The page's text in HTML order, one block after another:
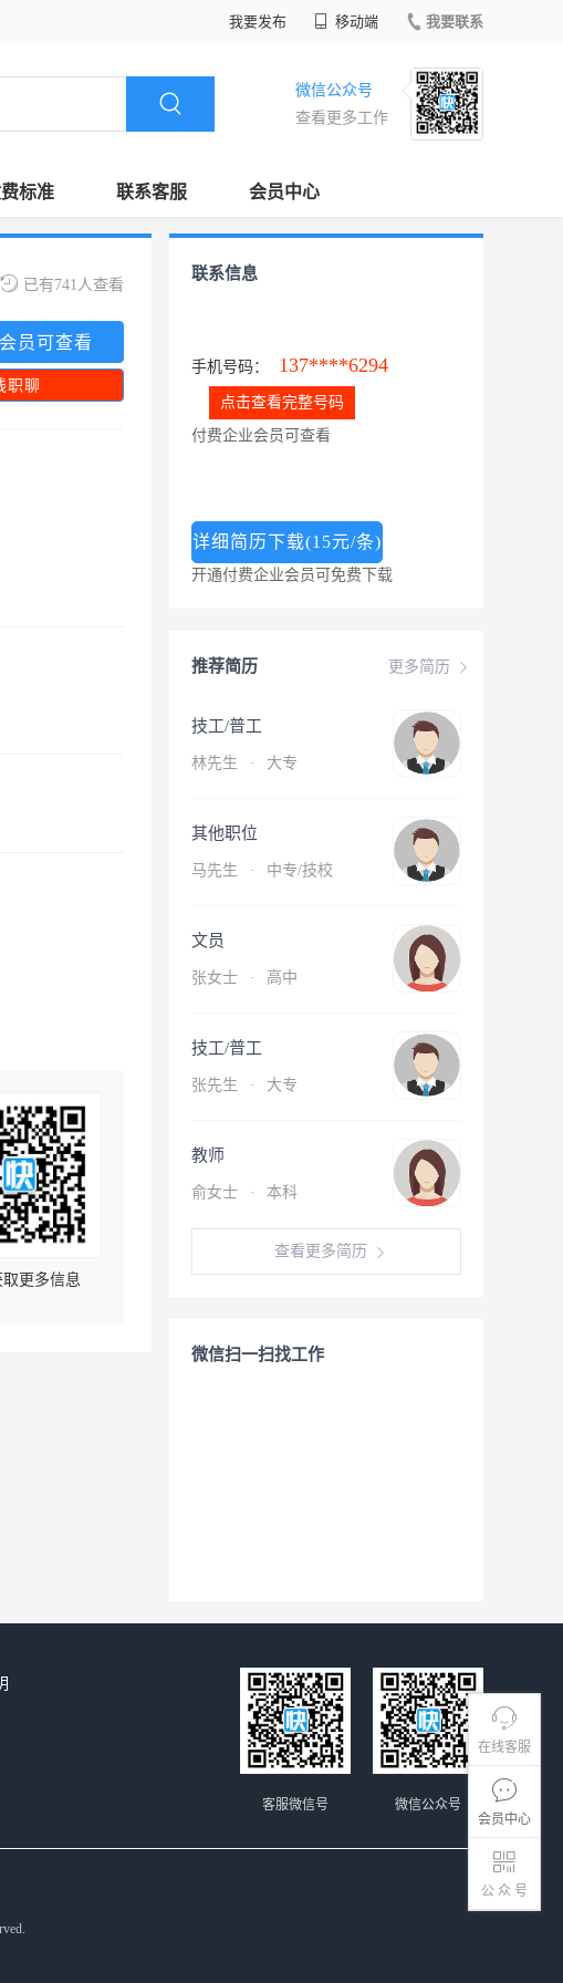
我要发布 移动端 我要联系
微信公众号
查看更多工作
标准 联系客服 会员中心
在线客服
会员中心
公 众 号
已有741人查看
员可查看
职聊
取更多信息
联系信息
手机号码： 137****6294
点击查看完整号码
付费企业会员可查看
详细简历下载(15元/条)
开通付费企业会员可免费下载
更多简历
推荐简历
技工/普工
林先生 · 大专
其他职位
马先生 · 中专/技校
文员
张女士 · 高中
技工/普工
张先生 · 大专
教师
俞女士 · 本科
查看更多简历
微信扫一扫找工作
微信公众号
客服微信号